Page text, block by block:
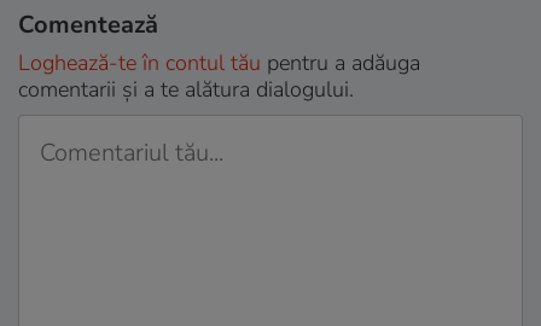
Comentează
Loghează-te în contul tău pentru a adăuga
comentarii și a te alătura dialogului.